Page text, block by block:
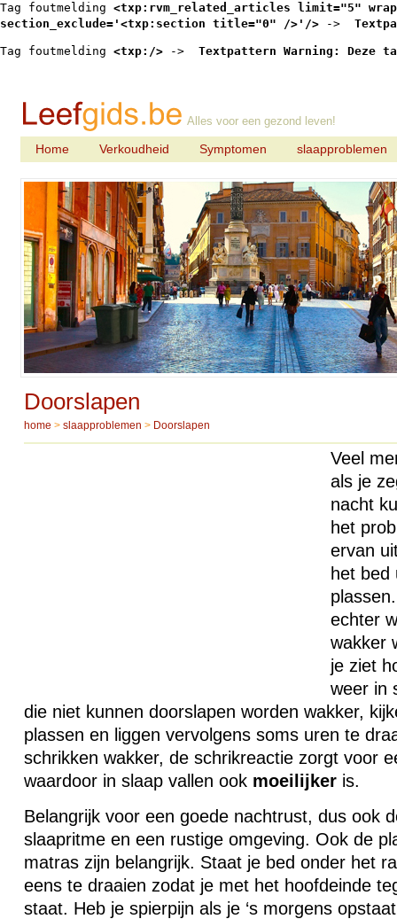
Tag foutmelding <txp:rvm_related_articles limit="5"
section_exclude='<txp:section title="0" />'/> ->
Tag foutmelding <txp:/> -> Textpattern Warning: Deze
Alles voor een gezond leven!
Home Verkoudheid Symptomen slaapproblemen
Doorslapen
home > slaapproblemen > Doorslapen
Veel
als je
nacht
het
ervan
het bed
echter
wakker
je ziet
weer in
die niet kunnen doorslapen worden wakker,
plassen en liggen vervolgens soms uren te
schrikken wakker, de schrikreactie zorgt voor
waardoor in slaap vallen ook moeilijkeris.
Belangrijk voor een goede nachtrust, dus ook
slaapritme en een rustige omgeving. Ook de
matras zijn belangrijk. Staat je bed onder het
eens te draaien zodat je met het hoofdeinde
staat. Heb je spierpijn als je ‘s morgens